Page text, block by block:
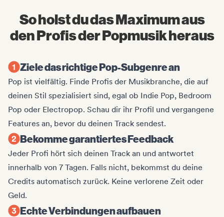
So holst du das Maximum aus
den Profis der Popmusik heraus
Ziele das richtige Pop-Subgenre an
Pop ist vielfältig. Finde Profis der Musikbranche, die auf
deinen Stil spezialisiert sind, egal ob Indie Pop, Bedroom
Pop oder Electropop. Schau dir ihr Profil und vergangene
Features an, bevor du deinen Track sendest.
Bekomme garantiertes Feedback
Jeder Profi hört sich deinen Track an und antwortet
innerhalb von 7 Tagen. Falls nicht, bekommst du deine
Credits automatisch zurück. Keine verlorene Zeit oder
Geld.
Echte Verbindungen aufbauen